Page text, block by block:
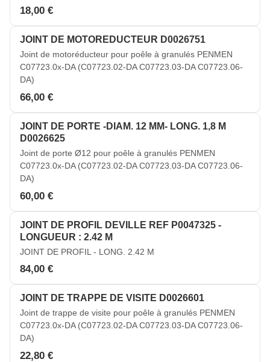
18,00 €
JOINT DE MOTOREDUCTEUR D0026751
Joint de motoréducteur pour poêle à granulés PENMEN
C07723.0x-DA (C07723.02-DA C07723.03-DA C07723.06-
DA)
66,00 €
JOINT DE PORTE -DIAM. 12 MM- LONG. 1,8 M
D0026625
Joint de porte Ø12 pour poêle à granulés PENMEN
C07723.0x-DA (C07723.02-DA C07723.03-DA C07723.06-
DA)
60,00 €
JOINT DE PROFIL DEVILLE REF P0047325 -
LONGUEUR : 2.42 M
JOINT DE PROFIL - LONG. 2.42 M
84,00 €
JOINT DE TRAPPE DE VISITE D0026601
Joint de trappe de visite pour poêle à granulés PENMEN
C07723.0x-DA (C07723.02-DA C07723.03-DA C07723.06-
DA)
22,80 €